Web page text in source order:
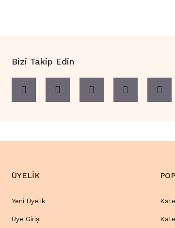
Bizi Takip Edin
ÜYELİK
Yeni Üyelik
Üye Girişi